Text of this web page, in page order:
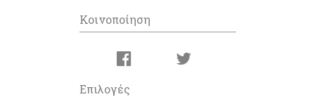
Κοινοποίηση
Επιλογές